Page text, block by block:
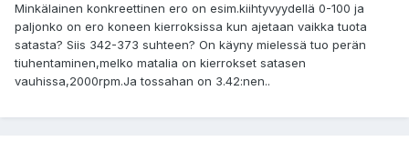
Minkälainen konkreettinen ero on esim.kiihtyvyydellä 0-100 ja
paljonko on ero koneen kierroksissa kun ajetaan vaikka tuota
satasta? Siis 342-373 suhteen? On käyny mielessä tuo perän
tiuhentaminen,melko matalia on kierrokset satasen
vauhissa,2000rpm.Ja tossahan on 3.42:nen..